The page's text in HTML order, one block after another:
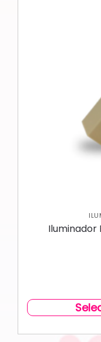
Iluminador